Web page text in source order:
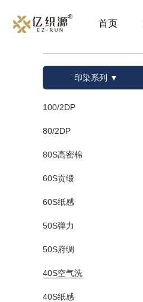
首页
印染系列 ▼
100/2DP
80/2DP
80S高密棉
60S贡缎
60S纸感
50S弹力
50S府绸
40S空气洗
40S纸感